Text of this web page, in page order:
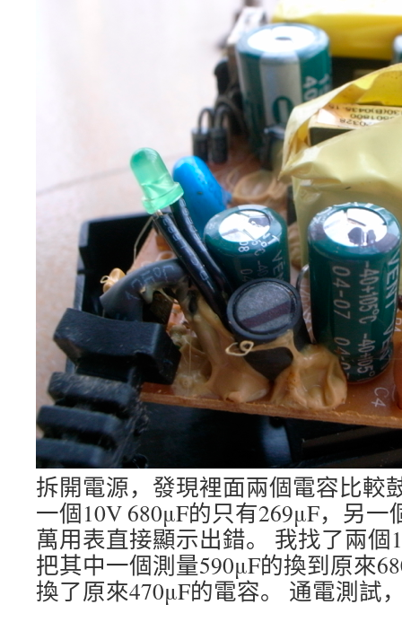
拆開電源，發現裡面兩個電容比較
一個10V 680μF的只有269μF，另一
萬用表直接顯示出錯。 我找了兩個
把其中一個測量590μF的換到原來
換了原來470μF的電容。 通電測試